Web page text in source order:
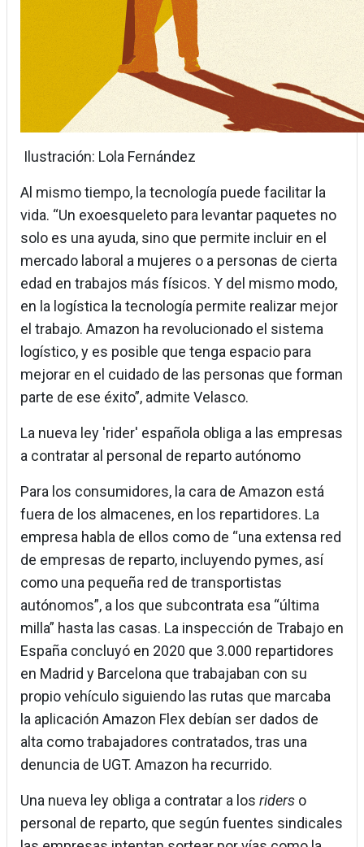
Ilustración: Lola Fernández
Al mismo tiempo, la tecnología puede facilitar la
vida. “Un exoesqueleto para levantar paquetes no
solo es una ayuda, sino que permite incluir en el
mercado laboral a mujeres o a personas de cierta
edad en trabajos más físicos. Y del mismo modo,
en la logística la tecnología permite realizar mejor
el trabajo. Amazon ha revolucionado el sistema
logístico, y es posible que tenga espacio para
mejorar en el cuidado de las personas que forman
parte de ese éxito”, admite Velasco.
La nueva ley 'rider' española obliga a las empresas
a contratar al personal de reparto autónomo
Para los consumidores, la cara de Amazon está
fuera de los almacenes, en los repartidores. La
empresa habla de ellos como de “una extensa red
de empresas de reparto, incluyendo pymes, así
como una pequeña red de transportistas
autónomos”, a los que subcontrata esa “última
milla” hasta las casas. La inspección de Trabajo en
España concluyó en 2020 que 3.000 repartidores
en Madrid y Barcelona que trabajaban con su
propio vehículo siguiendo las rutas que marcaba
la aplicación Amazon Flex debían ser dados de
alta como trabajadores contratados, tras una
denuncia de UGT. Amazon ha recurrido.
Una nueva ley obliga a contratar a los riders o
personal de reparto, que según fuentes sindicales